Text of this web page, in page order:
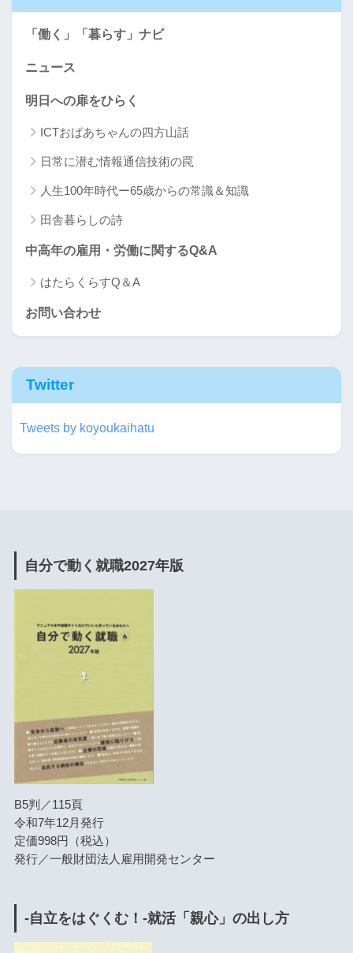
「働く」「暮らす」ナビ
ニュース
明日への扉をひらく
ICTおばあちゃんの四方山話
日常に潜む情報通信技術の罠
人生100年時代ー65歳からの常識＆知識
田舎暮らしの詩
中高年の雇用・労働に関するQ&A
はたらくらすQ＆A
お問い合わせ
Twitter
Tweets by koyoukaihatu
自分で動く就職2027年版
B5判／115頁
令和7年12月発行
定価998円（税込）
発行／一般財団法人雇用開発センター
-自立をはぐくむ！-就活「親心」の出し方